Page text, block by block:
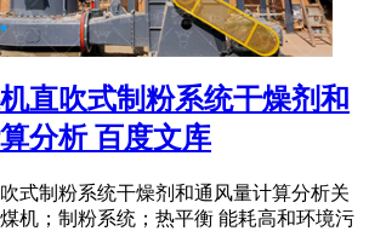
直吹式制粉系统干燥剂和
分析 百度文库
式制粉系统干燥剂和通风量计算分析关
机；制粉系统；热平衡 能耗高和环境污